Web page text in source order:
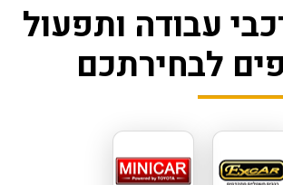
עבודה ותפעול
לבחירתכם